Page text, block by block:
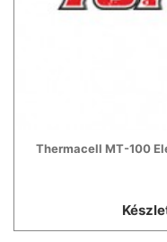
Thermacell MT-100